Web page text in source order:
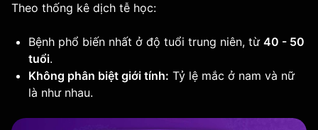
Theo thống kê dịch tễ học:
Bệnh phổ biến nhất ở độ tuổi trung niên, từ 40 - 50
tuổi.
Không phân biệt giới tính: Tỷ lệ mắc ở nam và nữ
là như nhau.